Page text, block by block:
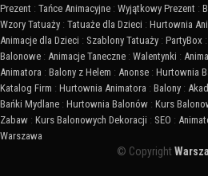
Prezent : Tańce Animacyjne : Wyjątkowy Prezent :
Wzory Tatuaży : Tatuaże dla Dzieci : Hurtownia
Animacje dla Dzieci : Szablony Tatuaży : PartyBox :
Balonowe : Animacje Taneczne : Walentynki :
Animatora : Balony z Helem : Anonse : Hurtownia
Katalog Firm : Hurtownia Animatora : Balony :
Bańki Mydlane : Hurtownia Balonów : Kurs
Zabaw : Kurs Balonowych Dekoracji : SEO :
Warszawa
© Copyright